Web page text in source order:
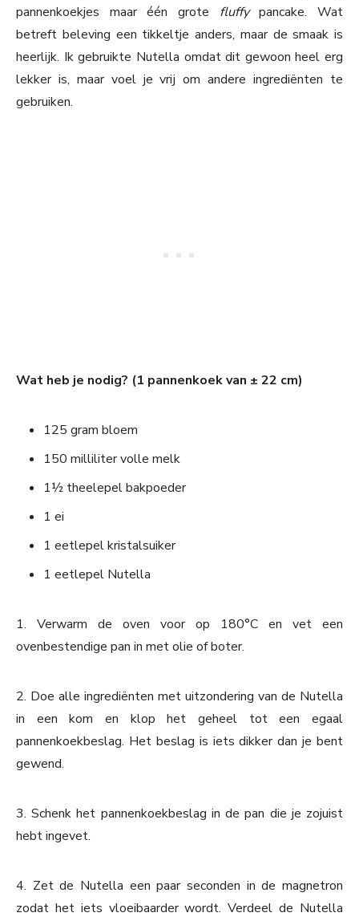
pannenkoekjes maar één grote fluffypancake. Wat
betreft beleving een tikkeltje anders, maar de smaak is
heerlijk. Ik gebruikte Nutella omdat dit gewoon heel erg
lekker is, maar voel je vrij om andere ingrediënten te
gebruiken.
Wat heb je nodig? (1 pannenkoek van ± 22 cm)
125 gram bloem
150 milliliter volle melk
1½ theelepel bakpoeder
1 ei
1 eetlepel kristalsuiker
1 eetlepel Nutella
1. Verwarm de oven voor op 180°C en vet een
ovenbestendige pan in met olie of boter.
2. Doe alle ingrediënten met uitzondering van de Nutella
in een kom en klop het geheel tot een egaal
pannenkoekbeslag. Het beslag is iets dikker dan je bent
gewend.
3. Schenk het pannenkoekbeslag in de pan die je zojuist
hebt ingevet.
4. Zet de Nutella een paar seconden in de magnetron
zodat het iets vloeibaarder wordt. Verdeel de Nutella